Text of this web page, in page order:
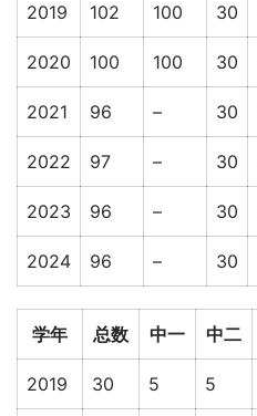
2019 102 100 30
2020 100 100 30
2021 96 – 30
2022 97 – 30
2023 96 – 30
2024 96 – 30
学年 总数 中一 中二
2019 30 5 5